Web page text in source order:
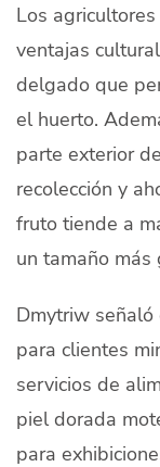
Los
ventajas
delgado que
el huerto.
parte exterior
recolección y
fruto tiende a
un tamaño más
Dmytriw
para clientes
servicios de
piel dorada
para